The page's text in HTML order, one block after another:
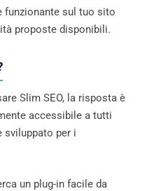
funzionante sul tuo sito
proposte disponibili.
Slim SEO, la risposta è
accessibile a tutti
sviluppato per i
un plug-in facile da